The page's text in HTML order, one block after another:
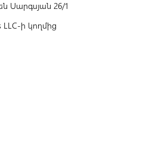
Սարգսյան 26/1
ի կողմից